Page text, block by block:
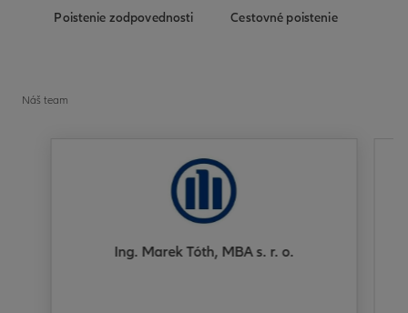
Poistenie zodpovednosti Cestovné poistenie
Náš team
Ing. Marek Tóth, MBA s. r. o.